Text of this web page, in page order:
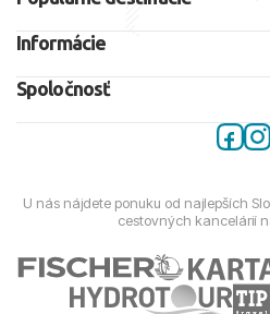
Informácie
Spoločnosť
U nás nájdete ponuku od najlepších
cestovných kancelárií